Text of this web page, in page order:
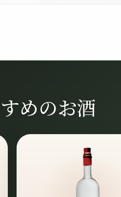
めのお酒